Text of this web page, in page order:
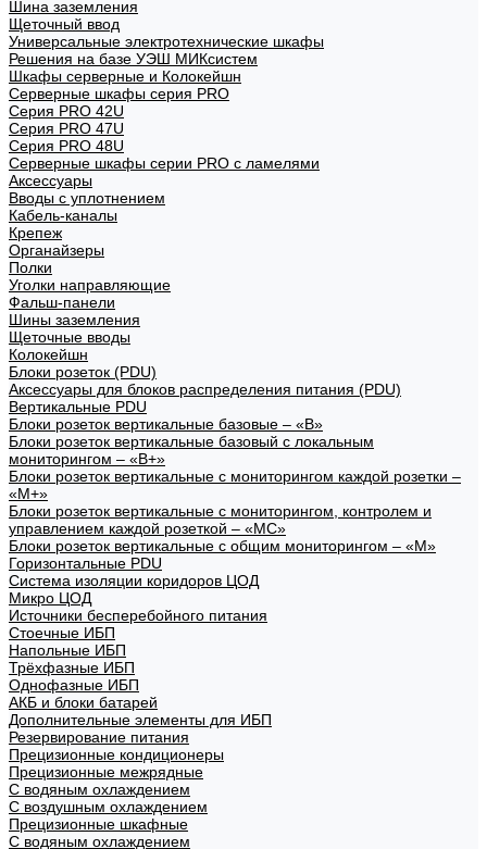
Шина заземления
Щеточный ввод
Универсальные электротехнические шкафы
Решения на базе УЭШ МИКсистем
Шкафы серверные и Колокейшн
Серверные шкафы серия PRO
Серия PRO 42U
Серия PRO 47U
Серия PRO 48U
Серверные шкафы серии PRO с ламелями
Аксессуары
Вводы с уплотнением
Кабель-каналы
Крепеж
Органайзеры
Полки
Уголки направляющие
Фальш-панели
Шины заземления
Щеточные вводы
Колокейшн
Блоки розеток (PDU)
Аксессуары для блоков распределения питания (PDU)
Вертикальные PDU
Блоки розеток вертикальные базовые – «В»
Блоки розеток вертикальные базовый с локальным
мониторингом – «В+»
Блоки розеток вертикальные с мониторингом каждой розетки –
«М+»
Блоки розеток вертикальные с мониторингом, контролем и
управлением каждой розеткой – «МС»
Блоки розеток вертикальные с общим мониторингом – «М»
Горизонтальные PDU
Система изоляции коридоров ЦОД
Микро ЦОД
Источники бесперебойного питания
Стоечные ИБП
Напольные ИБП
Трёхфазные ИБП
Однофазные ИБП
АКБ и блоки батарей
Дополнительные элементы для ИБП
Резервирование питания
Прецизионные кондиционеры
Прецизионные межрядные
С водяным охлаждением
С воздушным охлаждением
Прецизионные шкафные
С водяным охлаждением